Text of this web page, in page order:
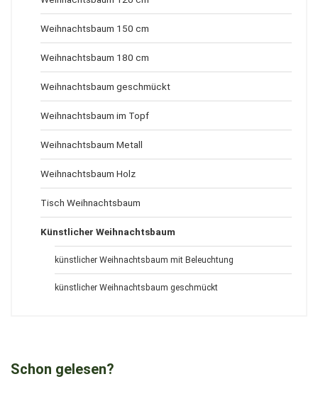
Weihnachtsbaum 150 cm
Weihnachtsbaum 180 cm
Weihnachtsbaum geschmückt
Weihnachtsbaum im Topf
Weihnachtsbaum Metall
Weihnachtsbaum Holz
Tisch Weihnachtsbaum
Künstlicher Weihnachtsbaum
künstlicher Weihnachtsbaum mit Beleuchtung
künstlicher Weihnachtsbaum geschmückt
Schon gelesen?